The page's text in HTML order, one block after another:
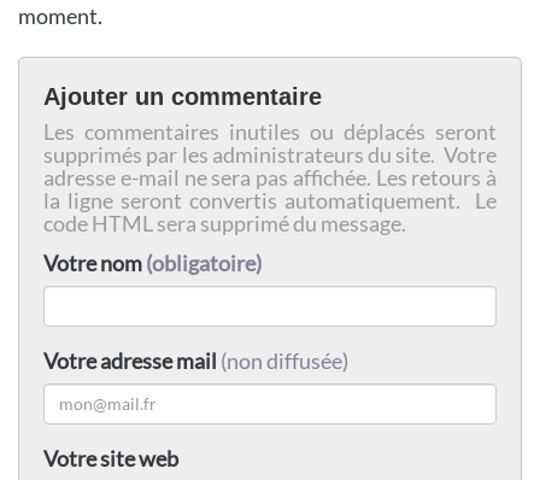
moment.
Ajouter un commentaire
Les commentaires inutiles ou déplacés seront
supprimés par les administrateurs du site. Votre
adresse e-mail ne sera pas affichée. Les retours à
la ligne seront convertis automatiquement. Le
code HTML sera supprimé du message.
Votre nom(obligatoire)
Votre adresse mail (non diffusée)
Votre site web